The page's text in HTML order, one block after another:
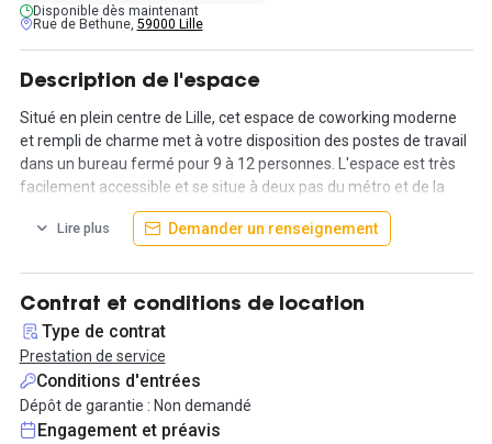
Disponible dès maintenant
Rue de Bethune, 59000 Lille
Description de l'espace
Situé en plein centre de Lille, cet espace de coworking moderne
et rempli de charme met à votre disposition des postes de travail
dans un bureau fermé pour 9 à 12 personnes. L'espace est très
facilement accessible et se situe à deux pas du métro et de la
réunion, cafétéria, cuisine équipée, salle de détente, salle de
sieste...) et bénéficie d'un fabuleux rooftop ! De nombreux
services seront également à votre disposition et vous
permettront de vous épanouir au travail !
Ouverture prévue mi-janvier 2021, n'attendez plus pour réserver
vos bureaux !
Lire plus Demander un renseignement
Contrat et conditions de location
Type de contrat
Prestation de service
Conditions d'entrées
Dépôt de garantie : Non demandé
Engagement et préavis